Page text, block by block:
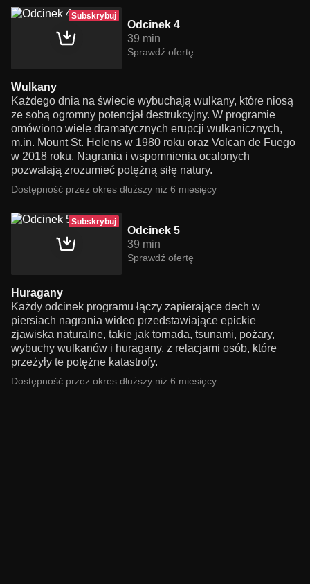
Subskrybuj
Odcinek 4
39 min
Sprawdź ofertę
Wulkany
Każdego dnia na świecie wybuchają wulkany, które niosą
ze sobą ogromny potencjał destrukcyjny. W programie
omówiono wiele dramatycznych erupcji wulkanicznych,
m.in. Mount St. Helens w 1980 roku oraz Volcan de Fuego
w 2018 roku. Nagrania i wspomnienia ocalonych
pozwalają zrozumieć potężną siłę natury.
Dostępność przez okres dłuższy niż 6 miesięcy
Subskrybuj
Odcinek 5
39 min
Sprawdź ofertę
Huragany
Każdy odcinek programu łączy zapierające dech w
piersiach nagrania wideo przedstawiające epickie
zjawiska naturalne, takie jak tornada, tsunami, pożary,
wybuchy wulkanów i huragany, z relacjami osób, które
przeżyły te potężne katastrofy.
Dostępność przez okres dłuższy niż 6 miesięcy